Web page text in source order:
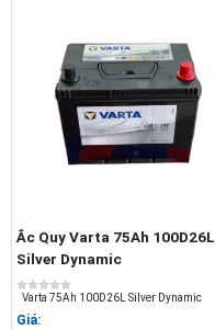
Ắc Quy Varta 75Ah 100D26L
Silver Dynamic
Varta 75Ah 100D26L Silver Dynamic
Giá: